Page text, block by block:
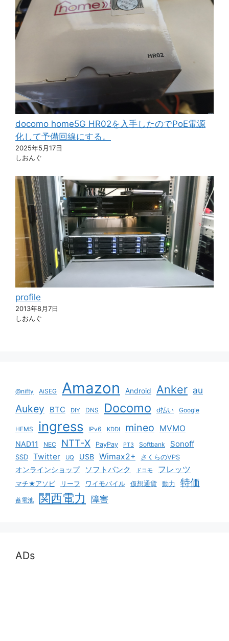
docomo home5G HR02を入手したのでPoE電源
化して予備回線にする。
2025年5月17日
しおんぐ
profile
2013年8月7日
しおんぐ
@nifty AiSEG Amazon Android Anker au
Aukey BTC DIY DNS Docomo d払い Google
HEMS ingress IPv6 KDDI mineo MVMO
NAD11 NEC NTT-X PayPay PT3 Softbank Sonoff
SSD Twitter UQ USB Wimax2+ さくらのVPS
オンラインショップ ソフトバンク ドコモ フレッツ
マチ★アソビ リーフ ワイモバイル 仮想通貨 動力 特価
蓄電池 関西電力 障害
ADs